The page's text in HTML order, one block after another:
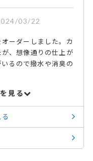
03/22
ーダーしました。カ
、想像通りの仕上が
るので撥水や消臭の
見る